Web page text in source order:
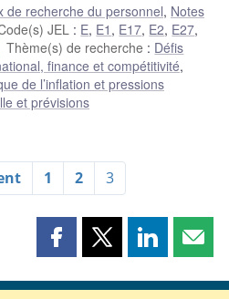
de recherche du personnel, Notes
JEL : E, E1 , E17, E2, E27,
Thème(s) de recherche : Défis
finance et compétitivité,
de l’inflation et pressions
et prévisions
1 2 3
Partager
page
Partager
page
Partager
page page